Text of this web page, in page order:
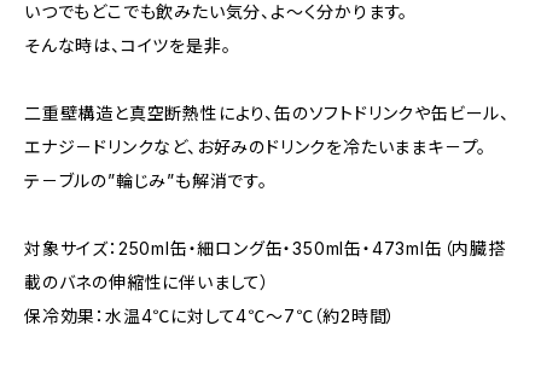
いつでもどこでも飲みたい気分、よ～く分かります。
そんな時は、コイツを是非。
二重壁構造と真空断熱性により、缶のソフトドリンクや缶ビール、
エナジ－ドリンクなど、お好みのドリンクを冷たいままキ－プ。
テ－ブルの”輪じみ”も解消です。
対象サイズ：250ml缶・細ロング缶・350ml缶・473ml缶（内臓搭
載のバネの伸縮性に伴いまして）
保冷効果：水温4℃に対して4℃～7℃（約2時間）